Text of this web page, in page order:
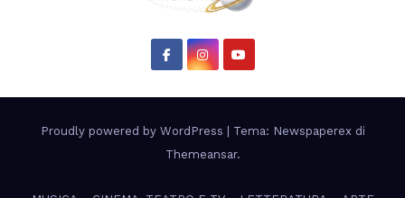
Proudly powered by WordPress | Tema: Newspaperex di
Themeansar.